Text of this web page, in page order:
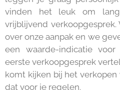
vinden het leuk om
vrijblijvend
over onze aanpak en we
een waarde-indicatie voor
eerste verkoopgesprek
komt kijken bij het
dat voor je regelen.